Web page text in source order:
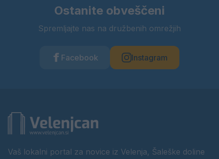
Ostanite obveščeni
Spremljajte nas na družbenih omrežjih
Facebook Instagram
Vaš lokalni portal za novice iz Velenja, Šaleške doline